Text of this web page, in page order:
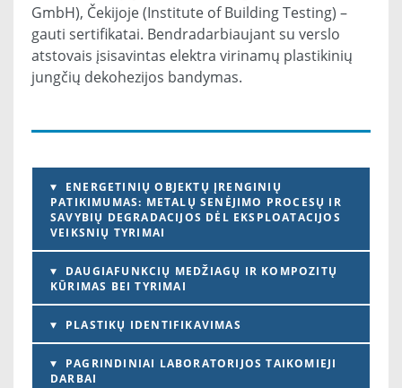
GmbH), Čekijoje (Institute of Building Testing) –
gauti sertifikatai. Bendradarbiaujant su verslo
atstovais įsisavintas elektra virinamų plastikinių
jungčių dekohezijos bandymas.
ENERGETINIŲ OBJEKTŲ ĮRENGINIŲ
PATIKIMUMAS: METALŲ SENĖJIMO PROCESŲ IR
SAVYBIŲ DEGRADACIJOS DĖL EKSPLOATACIJOS
VEIKSNIŲ TYRIMAI
DAUGIAFUNKCIŲ MEDŽIAGŲ IR KOMPOZITŲ
KŪRIMAS BEI TYRIMAI
PLASTIKŲ IDENTIFIKAVIMAS
PAGRINDINIAI LABORATORIJOS TAIKOMIEJI
DARBAI